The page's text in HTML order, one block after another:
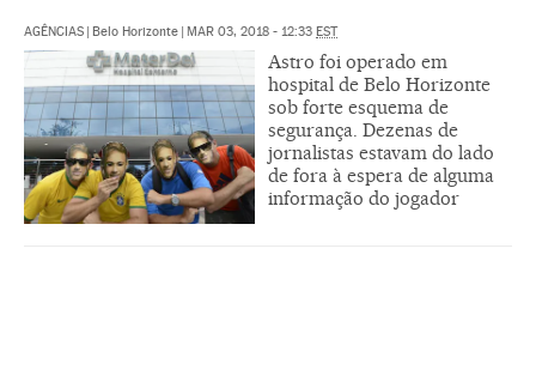
AGÊNCIAS | Belo Horizonte | MAR 03, 2018 - 12:33 EST
Astro foi operado em
hospital de Belo Horizonte
sob forte esquema de
segurança. Dezenas de
jornalistas estavam do lado
de fora à espera de alguma
informação do jogador